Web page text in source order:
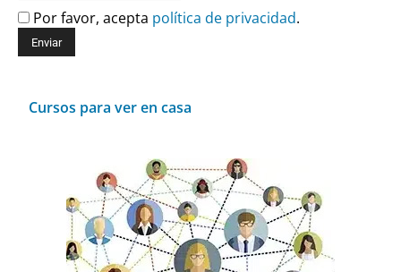
Por favor, acepta política de privacidad.
Cursos para ver en casa